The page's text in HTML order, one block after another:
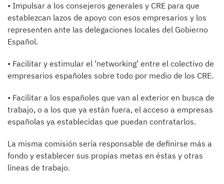
• Impulsar a los consejeros generales y CRE para que
establezcan lazos de apoyo con esos empresarios y los
representen ante las delegaciones locales del Gobierno
Español.
• Facilitar y estimular el ‘networking’ entre el colectivo de
empresarios españoles sobre todo por medio de los CRE.
• Facilitar a los españoles que van al exterior en busca de
trabajo, o a los que ya están fuera, el acceso a empresas
españolas ya establecidas que puedan contratarlos.
La misma comisión sería responsable de definirse más a
fondo y establecer sus propias metas en éstas y otras
líneas de trabajo.